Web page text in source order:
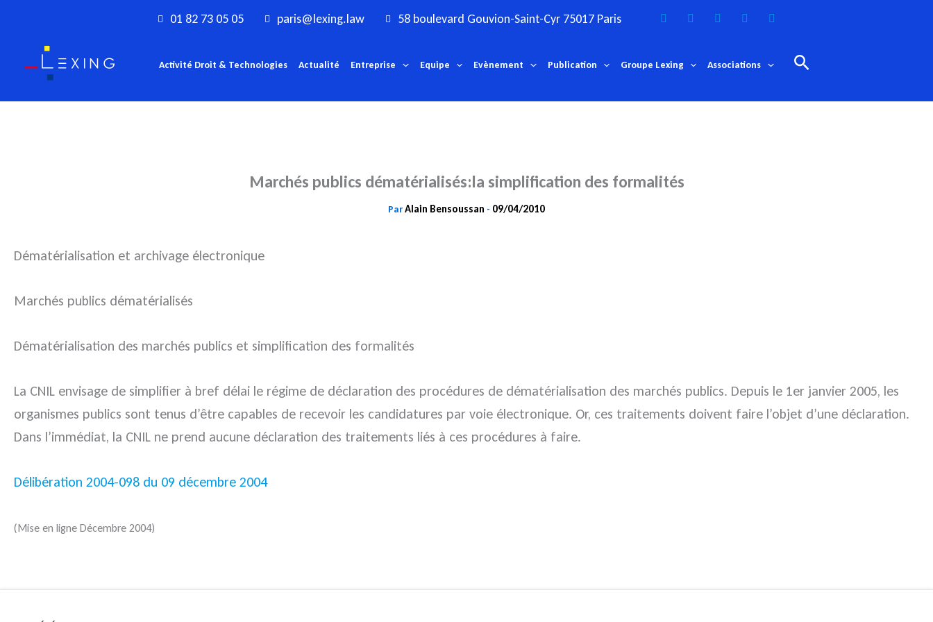
contenu
01 82 73 05 05 paris@lexing.law 58 boulevard Gouvion-Saint-Cyr 75017 Paris
Activité Droit & Technologies Actualité Entreprise Equipe Evènement Publication Groupe Lexing Associations Rechercher
Marchés publics dématérialisés:la simplification des formalités
ParAlain Bensoussan - 09/04/2010
Dématérialisation et archivage électronique
Marchés publics dématérialisés
Dématérialisation des marchés publics et simplification des formalités
La CNIL envisage de simplifier à bref délai le régime de déclaration des procédures de dématérialisation des marchés publics. Depuis le 1er janvier 2005, les
organismes publics sont tenus d’être capables de recevoir les candidatures par voie électronique. Or, ces traitements doivent faire l’objet d’une déclaration.
Dans l’immédiat, la CNIL ne prend aucune déclaration des traitements liés à ces procédures à faire.
Délibération 2004-098 du 09 décembre 2004
(Mise en ligne Décembre 2004)